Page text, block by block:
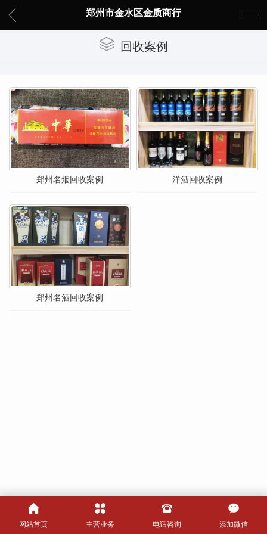
郑州市金水区金质商行
回收案例
郑州名烟回收案例 洋酒回收案例
郑州名酒回收案例
网站首页 主营业务 电话咨询 添加微信